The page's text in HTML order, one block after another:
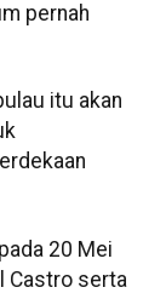
pernah
itu akan
20 Mei
Castro serta